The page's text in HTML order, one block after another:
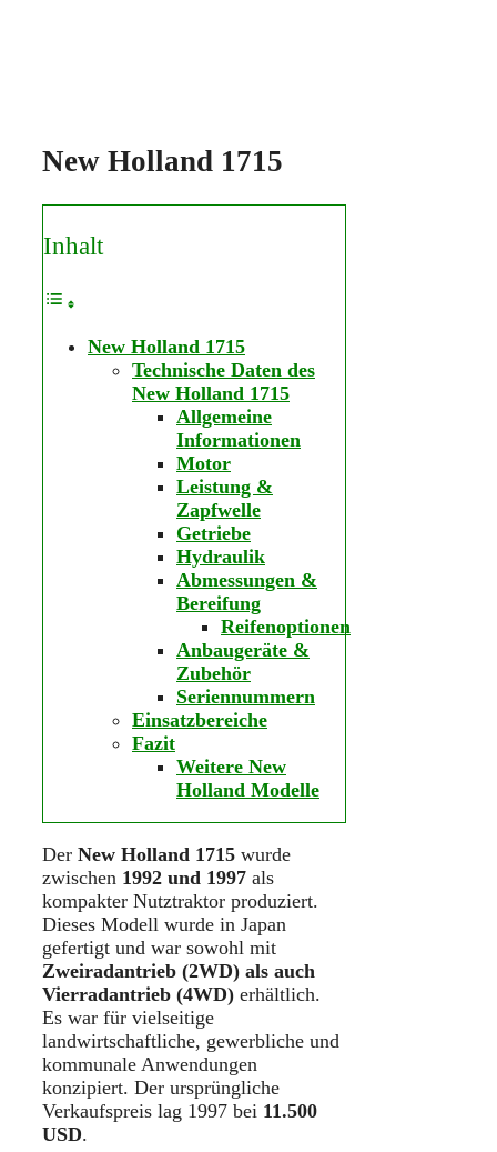
New Holland 1715
Inhalt
New Holland 1715
Technische Daten des
New Holland 1715
Allgemeine
Informationen
Motor
Leistung &
Zapfwelle
Getriebe
Hydraulik
Abmessungen &
Bereifung
Reifenoptionen
Anbaugeräte &
Zubehör
Seriennummern
Einsatzbereiche
Fazit
Weitere New
Holland Modelle
Der New Holland 1715 wurde
zwischen 1992 und 1997 als
kompakter Nutztraktor produziert.
Dieses Modell wurde in Japan
gefertigt und war sowohl mit
Zweiradantrieb (2WD) als auch
Vierradantrieb (4WD) erhältlich.
Es war für vielseitige
landwirtschaftliche, gewerbliche und
kommunale Anwendungen
konzipiert. Der ursprüngliche
Verkaufspreis lag 1997 bei 11.500
USD.